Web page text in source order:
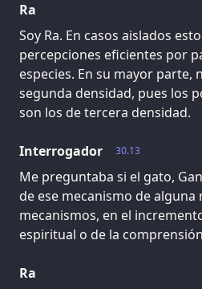
Ra
Soy Ra. En casos aislados
percepciones eficientes por
especies. En su mayor parte,
segunda densidad, pues los
son los de tercera densidad.
30.13
Interrogador
Me preguntaba si el gato,
de ese mecanismo de
mecanismos, en el
espiritual o de la
Ra